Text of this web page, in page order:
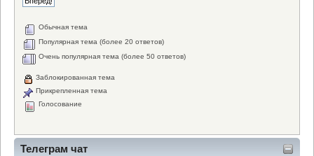
Телеграм чат
Обычная тема
Популярная тема (более 20 ответов)
Очень популярная тема (более 50 ответов)
Заблокированная тема
Прикрепленная тема
Голосование